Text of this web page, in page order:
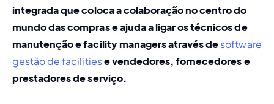
integrada que coloca a colaboração no centro do
mundo das compras e ajuda a ligar os técnicos de
manutenção e facility managers através de software
gestão de facilities e vendedores, fornecedores e
prestadores de serviço.